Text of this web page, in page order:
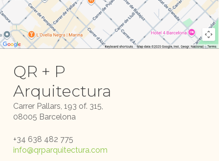
QR + P
Arquitectura
Carrer Pallars, 193 of. 315,
08005 Barcelona
+34 638 482 775
info@qrparquitectura.com